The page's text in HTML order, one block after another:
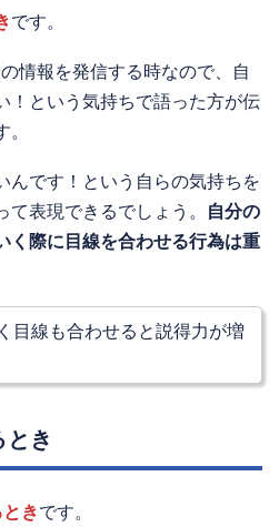
です。
情報を発信する時なので、自
！という気持ちで語った方が伝
んです！という自らの気持ちを
て表現できるでしょう。
自分の
く際に目線を合わせる行為は重
目線も合わせると説得力が増
き
きです。